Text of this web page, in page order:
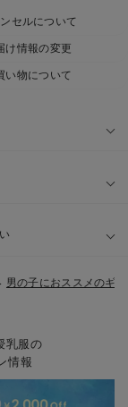
セルについて
け情報の変更
い物について
男の子におススメのギ
乳服の
情報